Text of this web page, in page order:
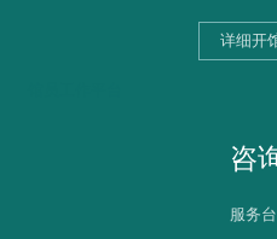
详细开
咨
服务